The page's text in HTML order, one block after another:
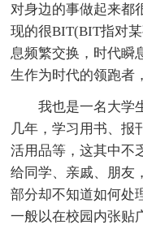
对身边的事做起来都
现的很BIT(BIT指对
息频繁交换，时代瞬
生作为时代的领跑者
我也是一名大学
几年，学习用书、报
活用品等，这其中不
给同学、亲戚、朋友
部分却不知道如何处
一般以在校园内张贴